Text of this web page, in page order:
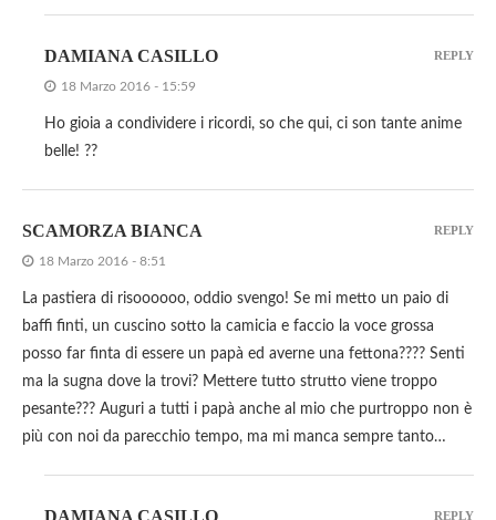
DAMIANA CASILLO
18 Marzo 2016 - 15:59
Ho gioia a condividere i ricordi, so che qui, ci son tante anime
belle! ??
REPLY
SCAMORZA BIANCA
18 Marzo 2016 - 8:51
La pastiera di risoooooo, oddio svengo! Se mi metto un paio di
baffi finti, un cuscino sotto la camicia e faccio la voce grossa
posso far finta di essere un papà ed averne una fettona???? Senti
ma la sugna dove la trovi? Mettere tutto strutto viene troppo
pesante??? Auguri a tutti i papà anche al mio che purtroppo non è
più con noi da parecchio tempo, ma mi manca sempre tanto…
REPLY
DAMIANA CASILLO REPLY